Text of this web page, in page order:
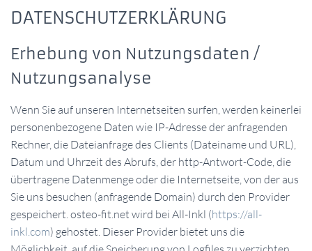
DATENSCHUTZERKLÄRUNG
Erhebung von Nutzungsdaten /
Nutzungsanalyse
Wenn Sie auf unseren Internetseiten surfen, werden keinerlei
personenbezogene Daten wie IP-Adresse der anfragenden
Rechner, die Dateianfrage des Clients (Dateiname und URL),
Datum und Uhrzeit des Abrufs, der http-Antwort-Code, die
übertragene Datenmenge oder die Internetseite, von der aus
Sie uns besuchen (anfragende Domain) durch den Provider
gespeichert. osteo-fit.net wird bei All-Inkl (https://all-
inkl.com) gehostet. Dieser Provider bietet uns die